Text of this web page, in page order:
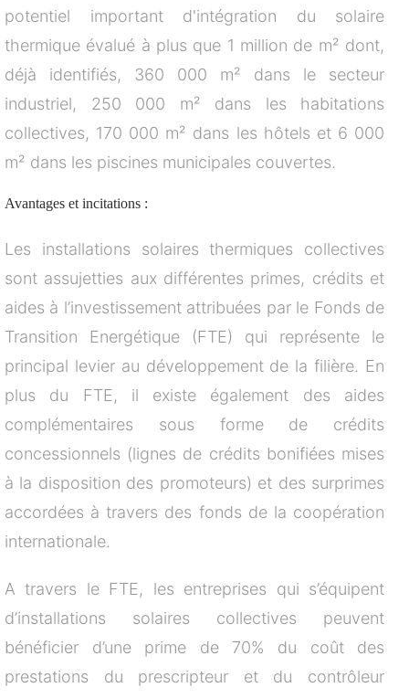
potentiel important d'intégration du solaire
thermique évalué à plus que 1 million de m² dont,
déjà identifiés, 360 000 m² dans le secteur
industriel, 250 000 m² dans les habitations
collectives, 170 000 m² dans les hôtels et 6 000
m² dans les piscines municipales couvertes.
Avantages et incitations :
Les installations solaires thermiques collectives
sont assujetties aux différentes primes, crédits et
aides à l’investissement attribuées par le Fonds de
Transition Energétique (FTE) qui représente le
principal levier au développement de la filière. En
plus du FTE, il existe également des aides
complémentaires sous forme de crédits
concessionnels (lignes de crédits bonifiées mises
à la disposition des promoteurs) et des surprimes
accordées à travers des fonds de la coopération
internationale.
A travers le FTE, les entreprises qui s’équipent
d’installations solaires collectives peuvent
bénéficier d’une prime de 70% du coût des
prestations du prescripteur et du contrôleur